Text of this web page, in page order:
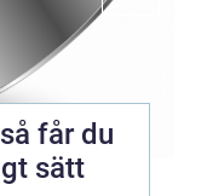
sätt